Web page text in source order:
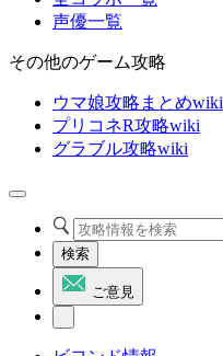
声優一覧
その他のゲーム攻略
ウマ娘攻略まとめwiki
プリコネR攻略wiki
グラブル攻略wiki
検索
ご意見